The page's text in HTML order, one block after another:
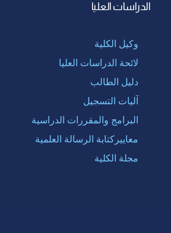
الدراسات العليا
وكيل الكلية
لائحة الدراسات العليا
دليل الطالب
آليات التسجيل
البرامج والمقررات الدراسية
معاييركتابة الرسالة العلمية
مجلة الكلية